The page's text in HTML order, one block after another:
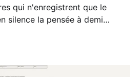
qui n'enregistrent que le
silence la pensée à demi
garder visible.